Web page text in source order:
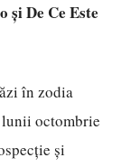
și De Ce Este
în zodia
lunii octombrie
și